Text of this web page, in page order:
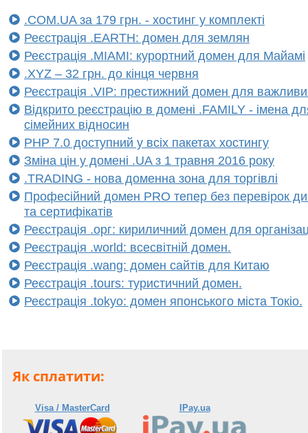
.COM.UA за 179 грн. - хостинг у комплекті
Реєстрація .EARTH: домен для землян
Реєстрація .MIAMI: курортний домен для Майамі
.XYZ – 32 грн. до кінця червня
Реєстрація .VIP: престижний домен для
Відкрито реєстрацію в домені .FAMILY - імена
сімейних відносин
PHP 7.0 доступний у всіх пакетах хостингу
Зміна цін у домені .UA з 1 травня 2016 року
.TRADING - нова доменна зона для торгівлі
Професійний домен PRO тепер без перевірок
та сертифікатів
Реєстрація .орг: кириличний домен для
Реєстрація .world: всесвітній домен.
Реєстрація .wang: домен сайтів для Китаю
Реєстрація .tours: туристичний домен.
Реєстрація .tokyo: домен японського міста Токіо.
Як сплатити:
Visa / MasterCard IPay.ua